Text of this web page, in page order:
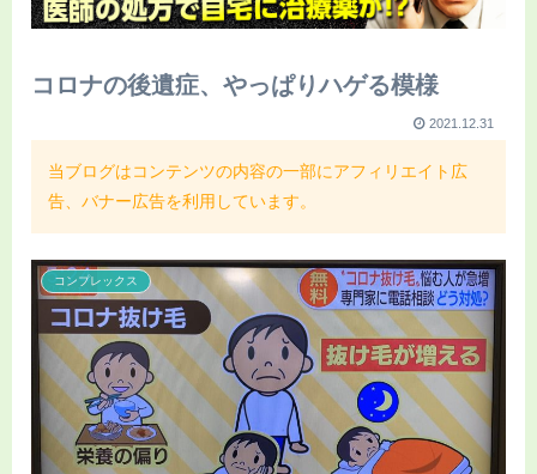
コロナの後遺症、やっぱりハゲる模様
2021.12.31
当ブログはコンテンツの内容の一部にアフィリエイト広
告、バナー広告を利用しています。
コンプレックス